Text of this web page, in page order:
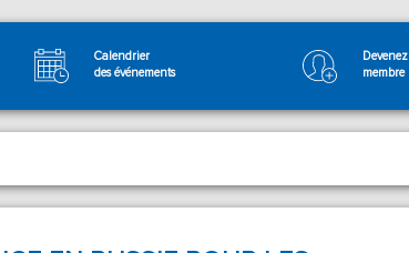
Calendrier
des événements
Devenez
membre